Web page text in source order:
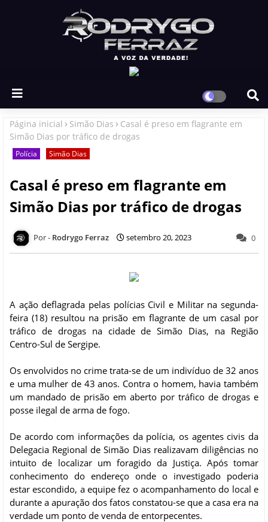
Página inicial Simão Dias
Casal é preso em flagrante em
Simão Dias por tráfico de drogas
Polícia Simão Dias
Casal é preso em flagrante em
Simão Dias por tráfico de drogas
Rodrygo Ferraz setembro 20, 2023 0
A ação deflagrada pelas polícias Civil e Militar na segunda-
feira (18) resultou na prisão em flagrante de um casal por
tráfico de drogas na cidade de Simão Dias, na Região
Centro-Sul de Sergipe.
Os envolvidos no crime trata-se de um indivíduo de 32 anos
e uma mulher de 43 anos. Contra o homem, havia também
um mandado de prisão em aberto por tráfico de drogas e
posse ilegal de arma de fogo.
De acordo com informações da polícia, os agentes civis da
Delegacia Regional de Simão Dias realizavam diligências no
intuito de localizar um foragido da Justiça. Após tomar
conhecimento do endereço onde o investigado poderia
estar escondido, a equipe fez o acompanhamento do local e
durante a apuração dos fatos constatou-se que a casa era na
verdade um ponto de venda de entorpecentes.